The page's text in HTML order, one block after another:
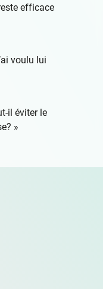
efficace
voulu lui
il éviter le
»